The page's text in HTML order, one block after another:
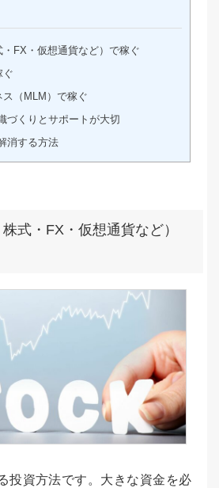
FX・仮想通貨など）で稼ぐ
ぐ
（MLM）で稼ぐ
づくりとサポートが大切
消する方法
式・FX・仮想通貨など）
投資方法です。大きな資金を必